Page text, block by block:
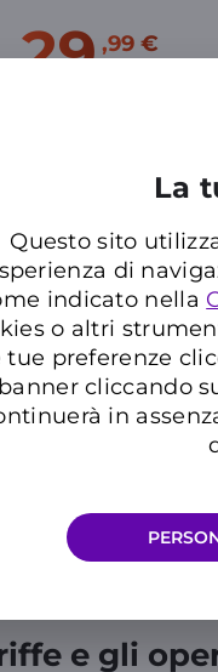
La
Questo sito
di
indicato nella
o altri
tue preferenze
banner cliccando
in
29,99 €
Hai
Scegli la polizza
e gli